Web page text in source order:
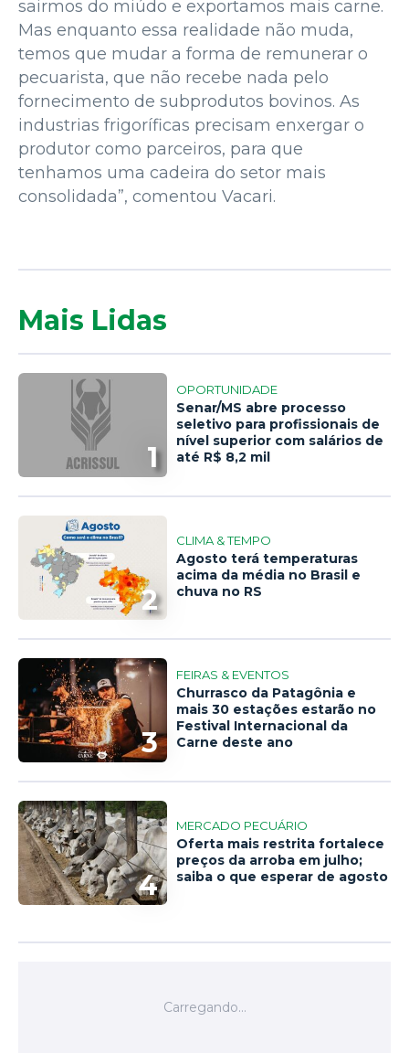
sairmos do miúdo e exportamos mais carne.
Mas enquanto essa realidade não muda,
temos que mudar a forma de remunerar o
pecuarista, que não recebe nada pelo
fornecimento de subprodutos bovinos. As
industrias frigoríficas precisam enxergar o
produtor como parceiros, para que
tenhamos uma cadeira do setor mais
consolidada”, comentou Vacari.
Mais Lidas
1
OPORTUNIDADE
Senar/MS abre processo
seletivo para profissionais de
nível superior com salários de
até R$ 8,2 mil
2
CLIMA & TEMPO
Agosto terá temperaturas
acima da média no Brasil e
chuva no RS
3
FEIRAS & EVENTOS
Churrasco da Patagônia e
mais 30 estações estarão no
Festival Internacional da
Carne deste ano
4
MERCADO PECUÁRIO
Oferta mais restrita fortalece
preços da arroba em julho;
saiba o que esperar de agosto